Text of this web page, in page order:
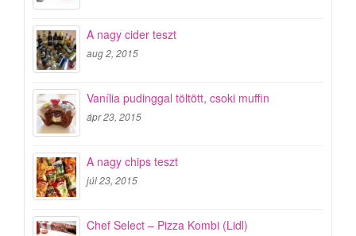
A nagy cider teszt
aug 2, 2015
Vanília pudinggal töltött, csoki muffin
ápr 23, 2015
A nagy chips teszt
júl 23, 2015
Chef Select – Pizza Kombi (Lidl)